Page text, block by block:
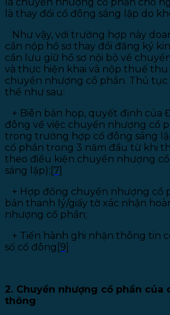
là thay đổi cổ đông sáng lập do
Như vậy, với trường hợp này
cần nộp hồ sơ thay đổi đăng ký
cần lưu giữ hồ sơ nội bộ về
và thực hiện khai và nộp thuế thu
chuyển nhượng cổ phần. Thủ
thể như sau:
+ Biên bản họp, quyết định của
đông về việc chuyển nhượng cổ
trong trường hợp cổ đông sáng
cổ phần trong 3 năm đầu từ khi
theo điều kiện chuyển nhượng
sáng lập); [7]
+ Hợp đồng chuyển nhượng cổ
bản thanh lý/giấy tờ xác nhận
nhượng cổ phần;
+ Tiến hành ghi nhận thông tin
số cổ đông [9]
2. Chuyển nhượng cổ phần của
thông